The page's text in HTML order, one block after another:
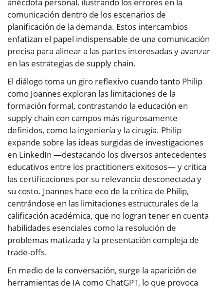
anécdota personal, ilustrando los errores en la
comunicación dentro de los escenarios de
planificación de la demanda. Estos intercambios
enfatizan el papel indispensable de una comunicación
precisa para alinear a las partes interesadas y avanzar
en las estrategias de supply chain.
El diálogo toma un giro reflexivo cuando tanto Philip
como Joannes exploran las limitaciones de la
formación formal, contrastando la educación en
supply chain con campos más rigurosamente
definidos, como la ingeniería y la cirugía. Philip
expande sobre las ideas surgidas de investigaciones
en LinkedIn —destacando los diversos antecedentes
educativos entre los practitioners exitosos— y critica
las certificaciones por su relevancia desconectada y
su costo. Joannes hace eco de la crítica de Philip,
centrándose en las limitaciones estructurales de la
calificación académica, que no logran tener en cuenta
habilidades esenciales como la resolución de
problemas matizada y la presentación compleja de
trade-offs.
En medio de la conversación, surge la aparición de
herramientas de IA como ChatGPT, lo que provoca